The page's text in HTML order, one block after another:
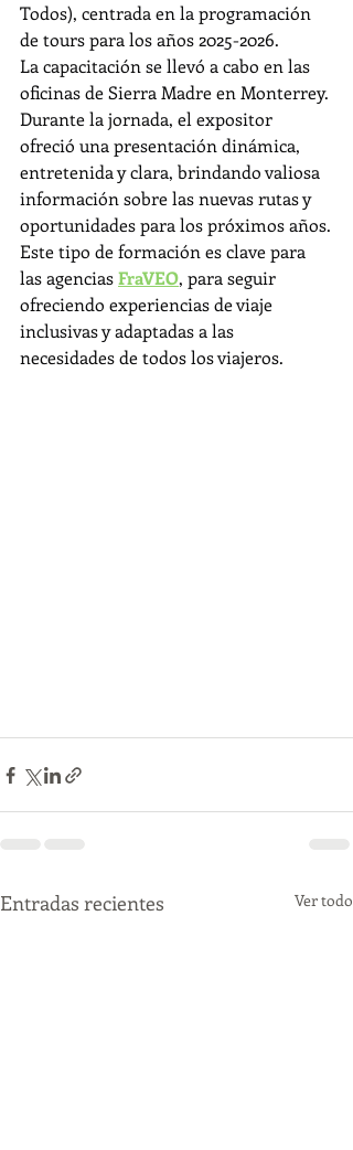
Todos), centrada en la programación
de tours para los años 2025-2026.
La capacitación se llevó a cabo en las
oficinas de Sierra Madre en Monterrey.
Durante la jornada, el expositor
ofreció una presentación dinámica,
entretenida y clara, brindando valiosa
información sobre las nuevas rutas y
oportunidades para los próximos años.
Este tipo de formación es clave para
las agencias FraVEO, para seguir
ofreciendo experiencias de viaje
inclusivas y adaptadas a las
necesidades de todos los viajeros.
Entradas recientes Ver todo